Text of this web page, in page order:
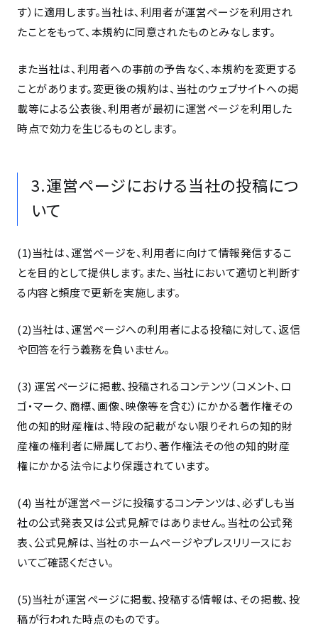
す）に適用します。当社は、利用者が運営ページを利用され
たことをもって、本規約に同意されたものとみなします。
また当社は、利用者への事前の予告なく、本規約を変更する
ことがあります。変更後の規約は、当社のウェブサイトへの掲
載等による公表後、利用者が最初に運営ページを利用した
時点で効力を生じるものとします。
3.運営ページにおける当社の投稿につ
いて
(1)当社は、運営ページを、利用者に向けて情報発信するこ
とを目的として提供します。また、当社において適切と判断す
る内容と頻度で更新を実施します。
(2)当社は、運営ページへの利用者による投稿に対して、返信
や回答を行う義務を負いません。
(3) 運営ページに掲載、投稿されるコンテンツ（コメント、ロ
ゴ・マーク、商標、画像、映像等を含む）にかかる著作権その
他の知的財産権は、特段の記載がない限りそれらの知的財
産権の権利者に帰属しており、著作権法その他の知的財産
権にかかる法令により保護されています。
(4) 当社が運営ページに投稿するコンテンツは、必ずしも当
社の公式発表又は公式見解ではありません。当社の公式発
表、公式見解は、当社のホームページやプレスリリースにお
いてご確認ください。
(5)当社が運営ページに掲載、投稿する情報は、その掲載、投
稿が行われた時点のものです。